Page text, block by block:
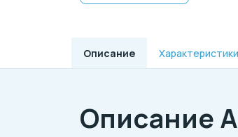
Описание Характеристики
Описание